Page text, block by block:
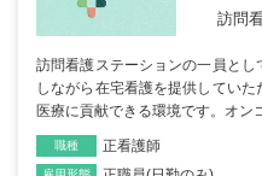
訪問
訪問看護ステーションの一員と
しながら在宅看護を提供してい
医療に貢献できる環境です。オン
職種 正看護師